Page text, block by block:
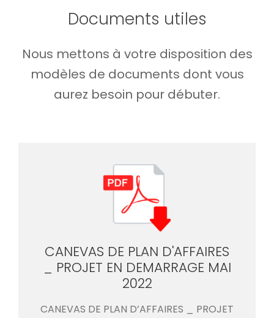
Documents utiles
Nous mettons à votre disposition des
modèles de documents dont vous
aurez besoin pour débuter.
CANEVAS DE PLAN D'AFFAIRES
_ PROJET EN DEMARRAGE MAI
2022
CANEVAS DE PLAN D’AFFAIRES _ PROJET